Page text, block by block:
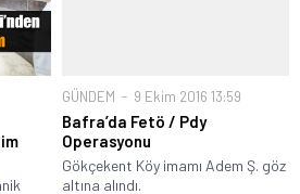
GÜNDEM 9 Ekim 2016 13:59
Bafra’da Fetö / Pdy
Operasyonu
Gökçekent Köy imamı Adem Ş. göz
altına alındı.